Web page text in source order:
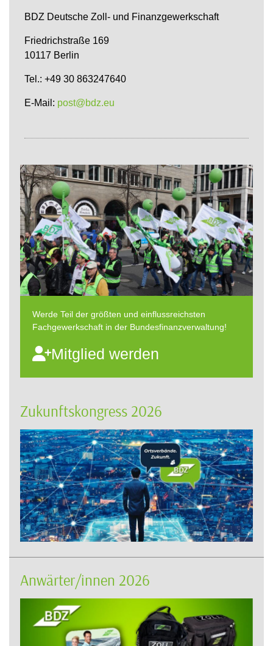
BDZ Deutsche Zoll- und Finanzgewerkschaft
Friedrichstraße 169
10117 Berlin
Tel.: +49 30 863247640
E-Mail: post@bdz.eu
Werde Teil der größten und einflussreichsten
Fachgewerkschaft in der Bundesfinanzverwaltung!
Mitglied werden
Zukunftskongress 2026
Anwärter/innen 2026